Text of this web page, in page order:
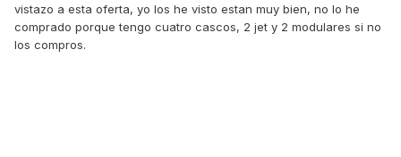
vistazo a esta oferta, yo los he visto estan muy bien, no lo he
comprado porque tengo cuatro cascos, 2 jet y 2 modulares si no
los compros.